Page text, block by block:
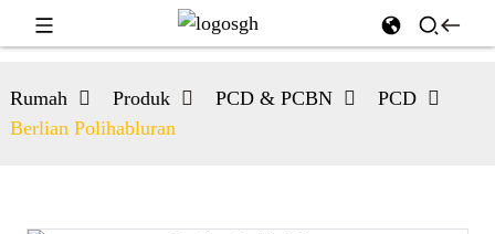
Rumah Produk PCD & PCBN
PCD
Berlian Polihabluran